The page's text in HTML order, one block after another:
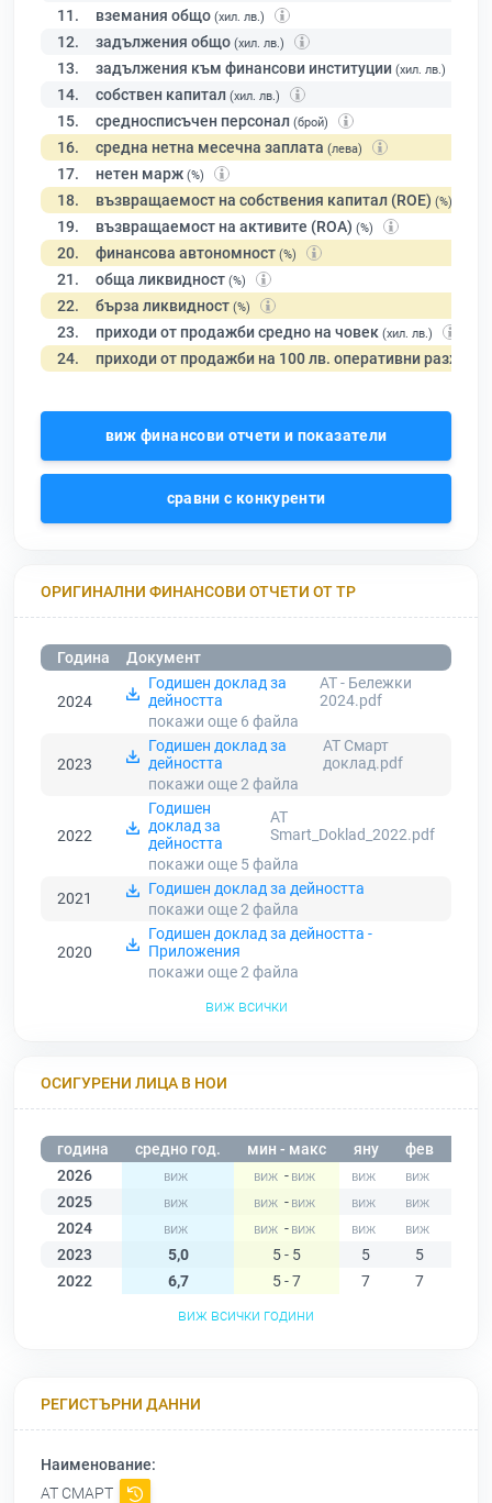
11. вземания общо (хил. лв.)
12. задължения общо (хил. лв.)
13. задължения към финансови институции (хил. лв.)
14. собствен капитал (хил. лв.)
15. средносписъчен персонал (брой)
16. средна нетна месечна заплата (лева)
17. нетен марж (%)
18. възвращаемост на собствения капитал (ROE) (%)
19. възвращаемост на активите (ROA) (%)
20. финансова автономност (%)
21. обща ликвидност (%)
22. бърза ликвидност (%)
23. приходи от продажби средно на човек (хил. лв.)
24. приходи от продажби на 100 лв. оперативни разходи
виж финансови отчети и показатели
сравни с конкуренти
ОРИГИНАЛНИ ФИНАНСОВИ ОТЧЕТИ ОТ ТР
Година Документ
2024
Годишен доклад за
дейността
АТ - Бележки
2024.pdf
покажи още 6 файла
2023
Годишен доклад за
дейността
АТ Смарт
доклад.pdf
покажи още 2файла
2022
Годишен
доклад за
дейността
AT
Smart_Doklad_2022.pdf
покажи още 5файла
2021
Годишен доклад за дейността
покажи още 2файла
2020
Годишен доклад за дейността -
Приложения
покажи още 2файла
виж всички
ОСИГУРЕНИ ЛИЦА В НОИ
година средно год. мин - макс яну фев
2026
-
2025
-
2024
-
2023
5,0 5 - 5 5 5
2022
6,7 5 - 7 7 7
виж всички години
РЕГИСТЪРНИ ДАННИ
Наименование:
АТ СМАРТ